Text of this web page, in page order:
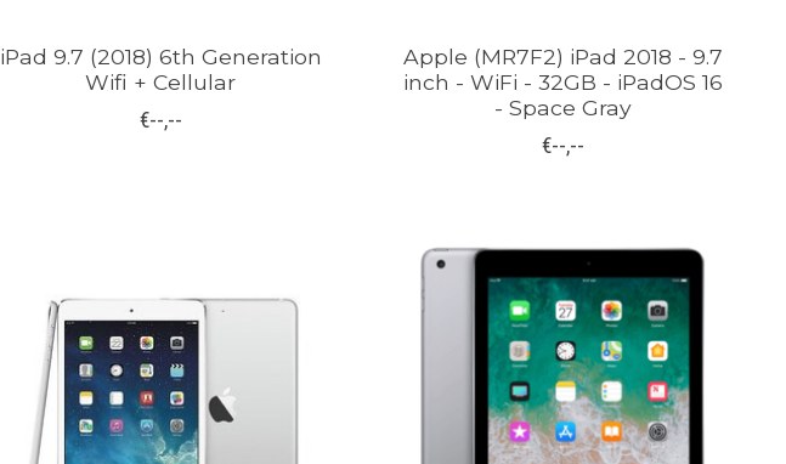
iPad 9.7 (2018) 6th Generation
Wifi + Cellular
€--,--
Apple (MR7F2) iPad 2018 - 9.7
inch - WiFi - 32GB - iPadOS 16
- Space Gray
€--,--